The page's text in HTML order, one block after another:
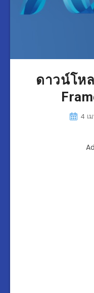
ดาวน์โห
4 เ